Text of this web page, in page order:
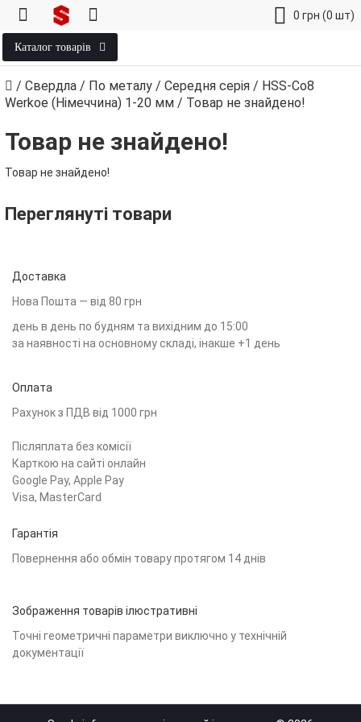
0 грн (0 шт)
Каталог товарів
/ Свердла / По металу / Середня серія / HSS-Co8
Werkoe (Німеччина) 1‑20 мм / Товар не знайдено!
Товар не знайдено!
Товар не знайдено!
Переглянуті товари
Доставка
Нова Пошта — від 80 грн
день в день по будням та вихідним до 15:00
за наявності на основному складі, інакше +1 день
Оплата
Рахунок з ПДВ від 1000 грн
Післяплата без комісії
Карткою на сайті онлайн
Google Pay, Apple Pay
Visa, MasterCard
Гарантія
Повернення або обмін товару протягом 14 днів
Зображення товарів ілюстративні
Точні геометричні параметри виключно у технічній
документації